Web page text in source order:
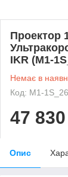
Проектор
IKR (M1-
Немає в
Код: M1-
47 830
Опис